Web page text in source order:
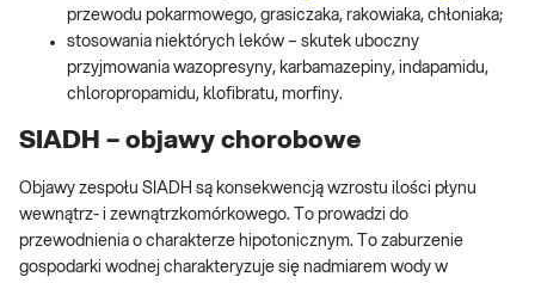
przewodu pokarmowego, grasiczaka, rakowiaka, chłoniaka;
stosowania niektórych leków – skutek uboczny
przyjmowania wazopresyny, karbamazepiny, indapamidu,
chloropropamidu, klofibratu, morfiny.
SIADH – objawy chorobowe
Objawy zespołu SIADH są konsekwencją wzrostu ilości płynu
wewnątrz- i zewnątrzkomórkowego. To prowadzi do
przewodnienia o charakterze hipotonicznym. To zaburzenie
gospodarki wodnej charakteryzuje się nadmiarem wody w